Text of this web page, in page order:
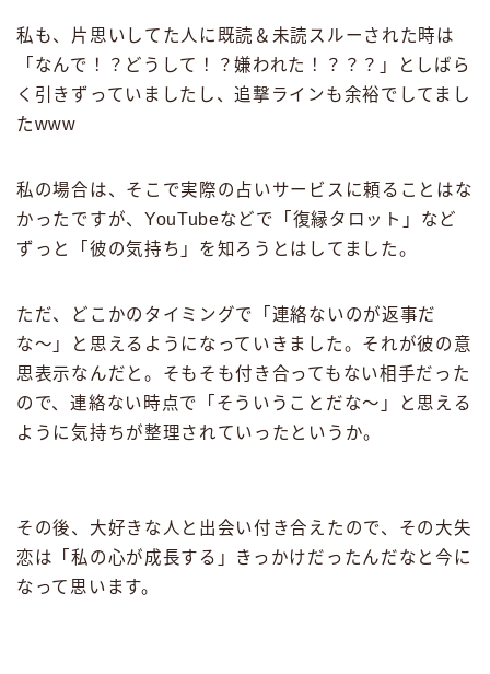
私も、片思いしてた人に既読＆未読スルーされた時は
「なんで！？どうして！？嫌われた！？？？」としばら
く引きずっていましたし、追撃ラインも余裕でしてまし
たwww
私の場合は、そこで実際の占いサービスに頼ることはな
かったですが、YouTubeなどで「復縁タロット」など
ずっと「彼の気持ち」を知ろうとはしてました。
ただ、どこかのタイミングで「連絡ないのが返事だ
な〜」と思えるようになっていきました。それが彼の意
思表示なんだと。そもそも付き合ってもない相手だった
ので、連絡ない時点で「そういうことだな〜」と思える
ように気持ちが整理されていったというか。
その後、大好きな人と出会い付き合えたので、その大失
恋は「私の心が成長する」きっかけだったんだなと今に
なって思います。